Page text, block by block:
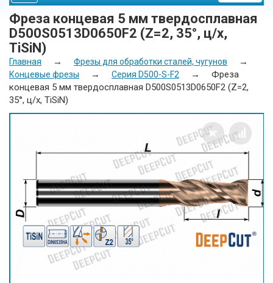
navigation
Фреза концевая 5 мм твердосплавная
D500S0513D0650F2 (Z=2, 35°, ц/х,
TiSiN)
Главная → Фрезы для обработки сталей, чугунов →
Концевые фрезы → Серия D500-S-F2 →
Фреза
концевая 5 мм твердосплавная D500S0513D0650F2 (Z=2,
35°, ц/х, TiSiN)